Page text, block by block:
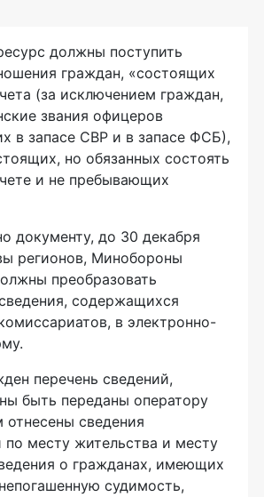
должны поступить
граждан, «состоящих
(за исключением граждан,
звания офицеров
в запасе СВР и в запасе ФСБ),
но обязанных состоять
и не пребывающих
документу, до 30 декабря
регионов, Минобороны
преобразовать
содержащихся
в электронно-
перечень сведений,
быть переданы оператору
отнесены сведения
по месту жительства и месту
о гражданах, имеющих
судимость,